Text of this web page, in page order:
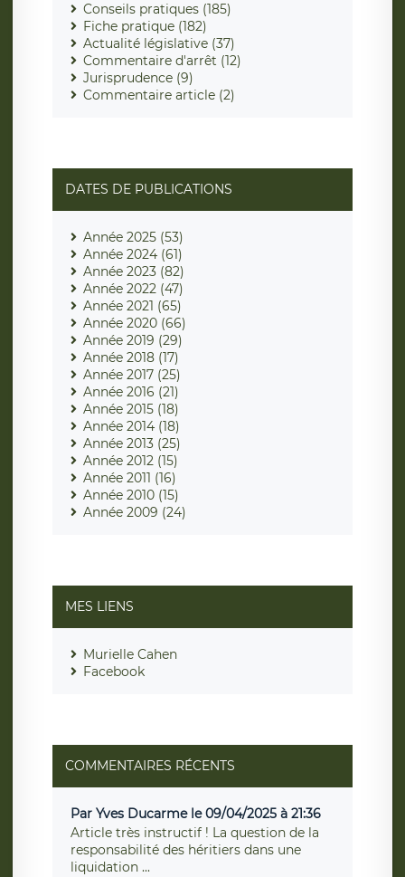
Conseils pratiques (185)
Fiche pratique (182)
Actualité législative (37)
Commentaire d'arrêt (12)
Jurisprudence (9)
Commentaire article (2)
DATES DE PUBLICATIONS
Année 2025 (53)
Année 2024 (61)
Année 2023 (82)
Année 2022 (47)
Année 2021 (65)
Année 2020 (66)
Année 2019 (29)
Année 2018 (17)
Année 2017 (25)
Année 2016 (21)
Année 2015 (18)
Année 2014 (18)
Année 2013 (25)
Année 2012 (15)
Année 2011 (16)
Année 2010 (15)
Année 2009 (24)
MES LIENS
Murielle Cahen
Facebook
COMMENTAIRES RÉCENTS
Par Yves Ducarme le 09/04/2025 à 21:36
Article très instructif ! La question de la
responsabilité des héritiers dans une
liquidation ...